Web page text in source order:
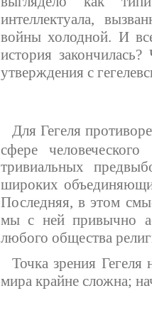
интеллектуала,
войны холодной. И
история
утверждения с
Для Гегеля
сфере
тривиальных
широких
Последняя, в этом
мы с ней привычно
любого общества
Точка зрения Гегеля
мира крайне сложна;